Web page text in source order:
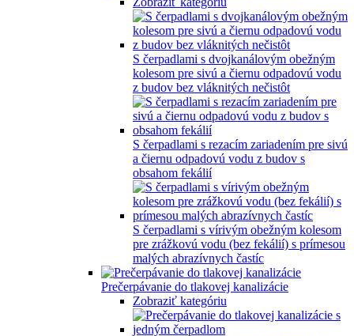
S čerpadlami s dvojkanálovým obežným
kolesom pre sivú a čiernu odpadovú vodu
z budov bez vláknitých nečistôt
S čerpadlami s rezacím zariadením pre sivú
a čiernu odpadovú vodu z budov s
obsahom fekálií
S čerpadlami s vírivým obežným kolesom
pre zrážkovú vodu (bez fekálií) s prímesou
malých abrazívnych častíc
Prečerpávanie do tlakovej kanalizácie
Zobraziť kategóriu